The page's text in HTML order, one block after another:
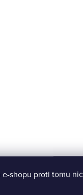
shopu proti tomu nic